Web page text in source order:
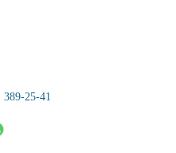
389-25-41